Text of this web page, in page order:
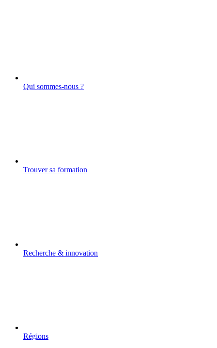
Qui sommes-nous ?
Trouver sa formation
Recherche & innovation
Régions